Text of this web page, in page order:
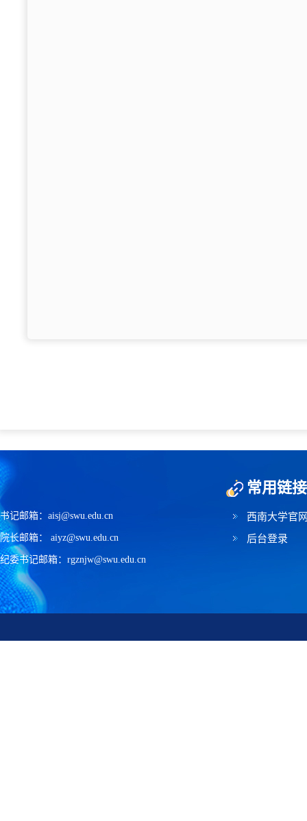
书记邮箱：aisj@swu.edu.cn
院长邮箱： aiyz@swu.edu.cn
纪委书记邮箱：rgznjw@swu.edu.cn
常用链接
西南大学官
后台登录